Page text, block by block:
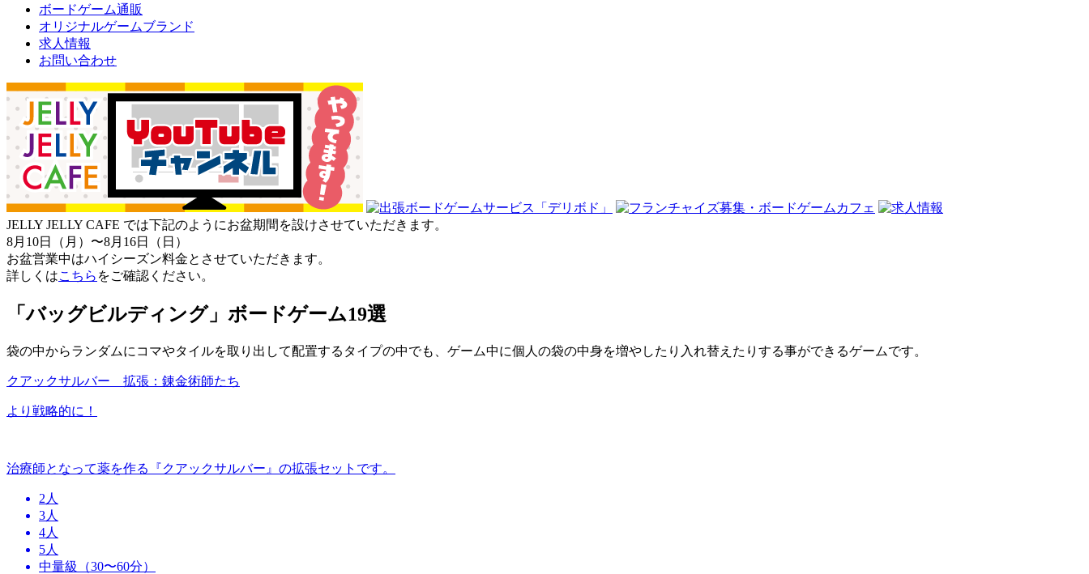
ボードゲーム通販
オリジナルゲームブランド
求人情報
お問い合わせ
JELLY JELLY CAFE では下記のようにお盆期間を設けさせていただきます。
8月10日（月）〜8月16日（日）
お盆営業中はハイシーズン料金とさせていただきます。
詳しくはこちら をご確認ください。
「バッグビルディング」ボードゲーム19選
袋の中からランダムにコマやタイルを取り出して配置するタイプの中でも、ゲーム中に個人の袋の中身を増やしたり入れ替えたりする事ができるゲームです。
クアックサルバー 拡張：錬金術師たち
より戦略的に！
治療師となって薬を作る『クアックサルバー』の拡張セットです。
2人
3人
4人
5人
中量級（30〜60分）